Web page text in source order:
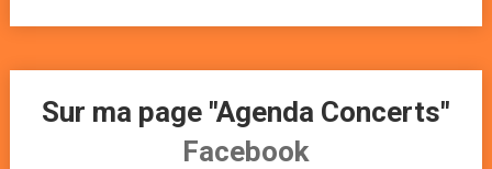
Sur ma page "Agenda Concerts"
Facebook